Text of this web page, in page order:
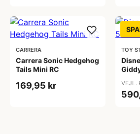
CARRERA
Carrera Sonic Hedgehog
Tails Mini RC
169,95 kr
TOY
VEJL.